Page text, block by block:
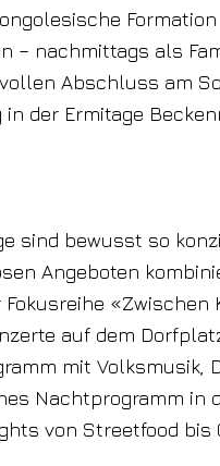
– nachmittags als
Abschluss am
der Ermitage
sind bewusst so
Angeboten
«Zwischen
auf dem
mit Volksmusik,
Nachtprogramm in
von Streetfood bis